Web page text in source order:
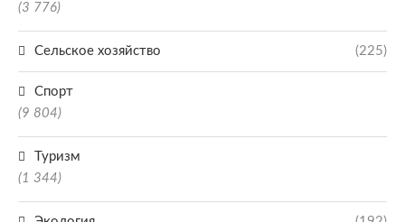
(3 776)
Сельское хозяйство (225)
Спорт
(9 804)
Туризм
(1 344)